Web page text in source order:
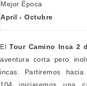
Mejor Época
April - Octubre
ElTour Camino Inca 2
aventura corta pero
incas. Partiremos